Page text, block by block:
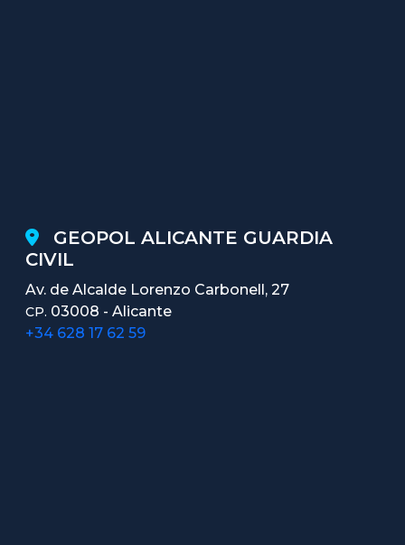
GEOPOL ALICANTE GUARDIA
CIVIL
Av. de Alcalde Lorenzo Carbonell, 27
CP. 03008 - Alicante
+34 628 17 62 59